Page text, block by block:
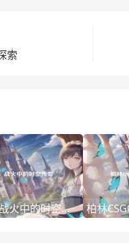
索
逆战古弓，战火中的时空传奇